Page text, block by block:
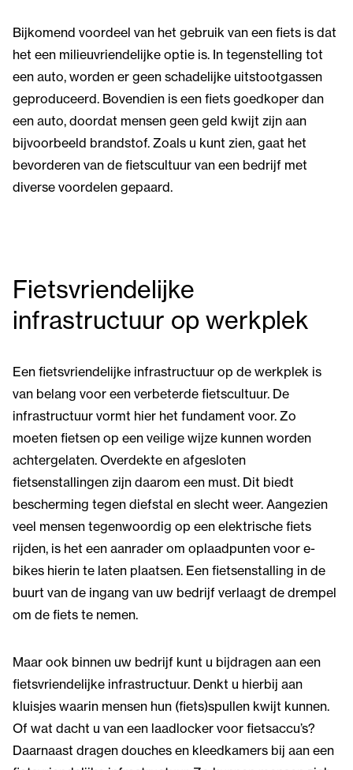
Bijkomend voordeel van het gebruik van een fiets is dat
het een milieuvriendelijke optie is. In tegenstelling tot
een auto, worden er geen schadelijke uitstootgassen
geproduceerd. Bovendien is een fiets goedkoper dan
een auto, doordat mensen geen geld kwijt zijn aan
bijvoorbeeld brandstof. Zoals u kunt zien, gaat het
bevorderen van de fietscultuur van een bedrijf met
diverse voordelen gepaard.
Fietsvriendelijke
infrastructuur op werkplek
Een fietsvriendelijke infrastructuur op de werkplek is
van belang voor een verbeterde fietscultuur. De
infrastructuur vormt hier het fundament voor. Zo
moeten fietsen op een veilige wijze kunnen worden
achtergelaten. Overdekte en afgesloten
fietsenstallingen zijn daarom een must. Dit biedt
bescherming tegen diefstal en slecht weer. Aangezien
veel mensen tegenwoordig op een elektrische fiets
rijden, is het een aanrader om oplaadpunten voor e-
bikes hierin te laten plaatsen. Een fietsenstalling in de
buurt van de ingang van uw bedrijf verlaagt de drempel
om de fiets te nemen.
Maar ook binnen uw bedrijf kunt u bijdragen aan een
fietsvriendelijke infrastructuur. Denkt u hierbij aan
kluisjes waarin mensen hun (fiets)spullen kwijt kunnen.
Of wat dacht u van een laadlocker voor fietsaccu’s?
Daarnaast dragen douches en kleedkamers bij aan een